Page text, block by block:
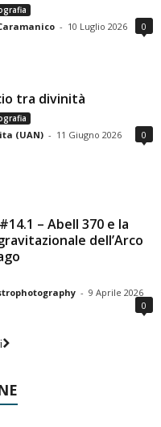
- 10 Luglio 2026 0
tra divinità
(UAN) - 11 Giugno 2026 0
– Abell 370 e la
dell’Arco
- 9 Aprile 2026
0